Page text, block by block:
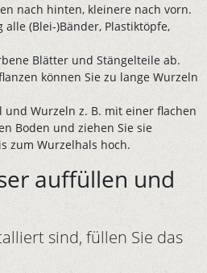
nach hinten, kleinere nach vorn.
(Blei-)Bänder, Plastiktöpfe,
Blätter und Stängelteile ab.
können Sie zu lange Wurzeln
und Wurzeln z. B. mit einer flachen
Boden und ziehen Sie sie
zum Wurzelhals hoch.
auffüllen und
sind, füllen Sie das